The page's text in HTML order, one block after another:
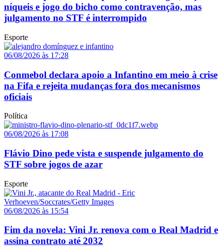
níqueis e jogo do bicho como contravenção, mas
julgamento no STF é interrompido
Esporte
06/08/2026 às 17:28
Conmebol declara apoio a Infantino em meio à crise
na Fifa e rejeita mudanças fora dos mecanismos
oficiais
Política
06/08/2026 às 17:08
Flávio Dino pede vista e suspende julgamento do
STF sobre jogos de azar
Esporte
06/08/2026 às 15:54
Fim da novela: Vini Jr. renova com o Real Madrid e
assina contrato até 2032